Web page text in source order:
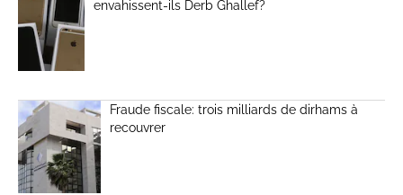
envahissent-ils Derb Ghallef?
Fraude fiscale: trois milliards de dirhams à
recouvrer